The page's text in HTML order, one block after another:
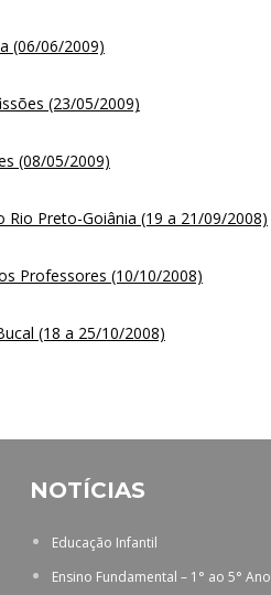
(06/06/2009)
(23/05/2009)
(08/05/2009)
Preto-Goiânia (19 a 21/09/2008)
Professores (10/10/2008)
(18 a 25/10/2008)
NOTÍCIAS
Educação Infantil
Ensino Fundamental – 1° ao 5° Ano